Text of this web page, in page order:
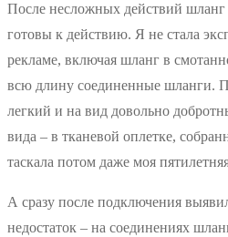
После несложных действий
готовы к действию. Я не стала
рекламе, включая шланг в
всю длину соединенные шланги.
легкий и на вид довольно
вида – в тканевой оплетке,
таскала потом даже моя
А сразу после подключения
недостаток – на соединениях